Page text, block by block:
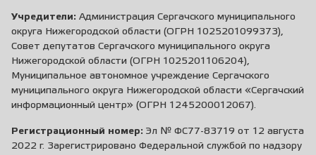
Учредители: Администрация Сергачского муниципального
округа Нижегородской области (ОГРН 1025201099373),
Совет депутатов Сергачского муниципального округа
Нижегородской области (ОГРН 1025201106204),
Муниципальное автономное учреждение Сергачского
муниципального округа Нижегородской области «Сергачский
информационный центр» (ОГРН 1245200012067).
Регистрационный номер: Эл № ФС77-83719 от 12 августа
2022 г. Зарегистрировано Федеральной службой по надзору